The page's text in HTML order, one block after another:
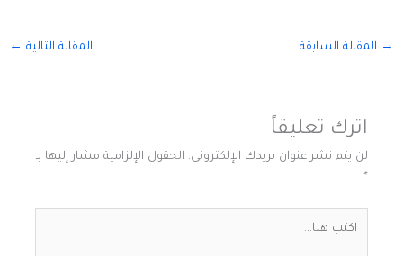
→ المقالة السابقة المقالة التالية ←
اترك تعليقاً
لن يتم نشر عنوان بريدك الإلكتروني. الحقول الإلزامية مشار إليها بـ
*